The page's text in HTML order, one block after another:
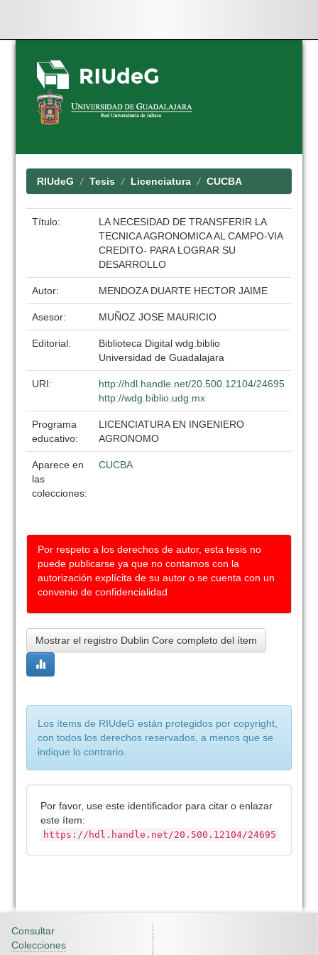
Skip
navigation
RIUdeG Tesis Licenciatura CUCBA
Título:
LA NECESIDAD DE TRANSFERIR LA
TECNICA AGRONOMICA AL CAMPO-VIA
CREDITO- PARA LOGRAR SU
DESARROLLO
Autor: MENDOZA DUARTE HECTOR JAIME
Asesor: MUÑOZ JOSE MAURICIO
Editorial:
Biblioteca Digital wdg.biblio
Universidad de Guadalajara
URI:
http://hdl.handle.net/20.500.12104/24695
http://wdg.biblio.udg.mx
Programa
educativo:
LICENCIATURA EN INGENIERO
AGRONOMO
Aparece en
las
colecciones:
CUCBA
Por respeto a los derechos de autor, esta tesis no
puede publicarse ya que no contamos con la
autorización explícita de su autor o se cuenta con un
convenio de confidencialidad
Mostrar el registro Dublin Core completo del ítem
Los ítems de RIUdeG están protegidos por copyright,
con todos los derechos reservados, a menos que se
indique lo contrario.
Por favor, use este identificador para citar o enlazar
este ítem:
https://hdl.handle.net/20.500.12104/24695
Consultar
Colecciones